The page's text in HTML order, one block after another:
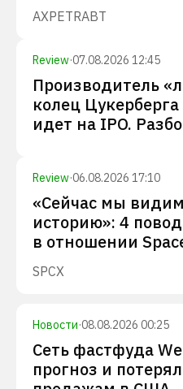
AXPETRABT
Review·07.08.2026 12:45
Производитель
колец
идет на IPO.
Review·06.08.2026 17:10
«Сейчас мы
историю»: 4
в отношении
SPCX
Новости·08.08.2026 00:25
Сеть фастфуда
прогноз и